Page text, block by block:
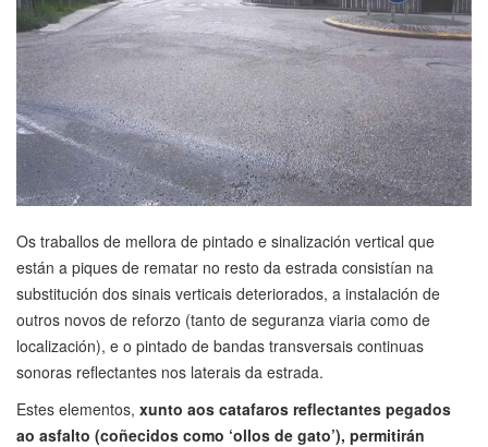
Os traballos de mellora de pintado e sinalización vertical que
están a piques de rematar no resto da estrada consistían na
substitución dos sinais verticais deteriorados, a instalación de
outros novos de reforzo (tanto de seguranza viaria como de
localización), e o pintado de bandas transversais continuas
sonoras reflectantes nos laterais da estrada.
Estes elementos, xunto aos catafaros reflectantes pegados
ao asfalto (coñecidos como ‘ollos de gato’), permitirán